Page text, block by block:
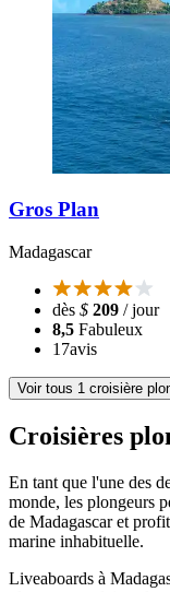
Gros Plan
Madagascar
dès $ 209 / jour
8,5 Fabuleux
17avis
Voir tous 1 croisière
Croisières
En tant que l'une des
monde, les plongeurs
de Madagascar et
marine inhabituelle.
Liveaboards à